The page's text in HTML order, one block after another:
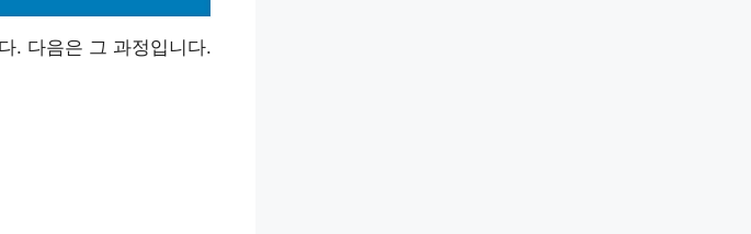
. 다음은 그 과정입니다.